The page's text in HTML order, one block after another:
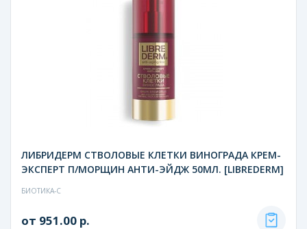
ЛИБРИДЕРМ СТВОЛОВЫЕ КЛЕТКИ ВИНОГРАДА КРЕМ-
ЭКСПЕРТ П/МОРЩИН АНТИ-ЭЙДЖ 50МЛ. [LIBREDERM]
БИОТИКА-С
от 951.00 р.